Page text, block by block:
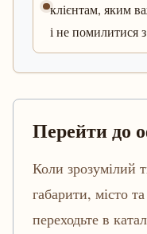
клієнтам, яким
і не помилитися
Перейти до
Коли зрозумілий
габарити, місто
переходьте в